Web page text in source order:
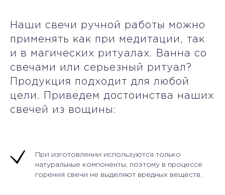
Наши свечи ручной работы можно
применять как при медитации, так
и в магических ритуалах. Ванна со
свечами или серьезный ритуал?
Продукция подходит для любой
цели. Приведем достоинства наших
свечей из вощины:
При изготовлении используются только
натуральные компоненты, поэтому в процессе
горения свечи не выделяют вредных веществ.